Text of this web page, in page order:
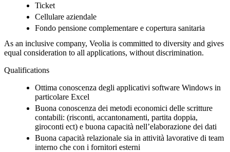
Ticket
Cellulare aziendale
Fondo pensione complementare e copertura sanitaria
As an inclusive company, Veolia is committed to diversity and gives
equal consideration to all applications, without discrimination.
Qualifications
Ottima conoscenza degli applicativi software Windows in
particolare Excel
Buona conoscenza dei metodi economici delle scritture
contabili: (risconti, accantonamenti, partita doppia,
giroconti ect) e buona capacità nell’elaborazione dei dati
Buona capacità relazionale sia in attività lavorative di team
interno che con i fornitori esterni